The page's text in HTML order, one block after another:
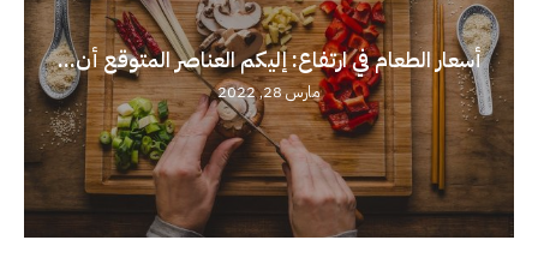
أسعار الطعام في ارتفاع: إليكم العناصر المتوقع أن...
مارس 28, 2022